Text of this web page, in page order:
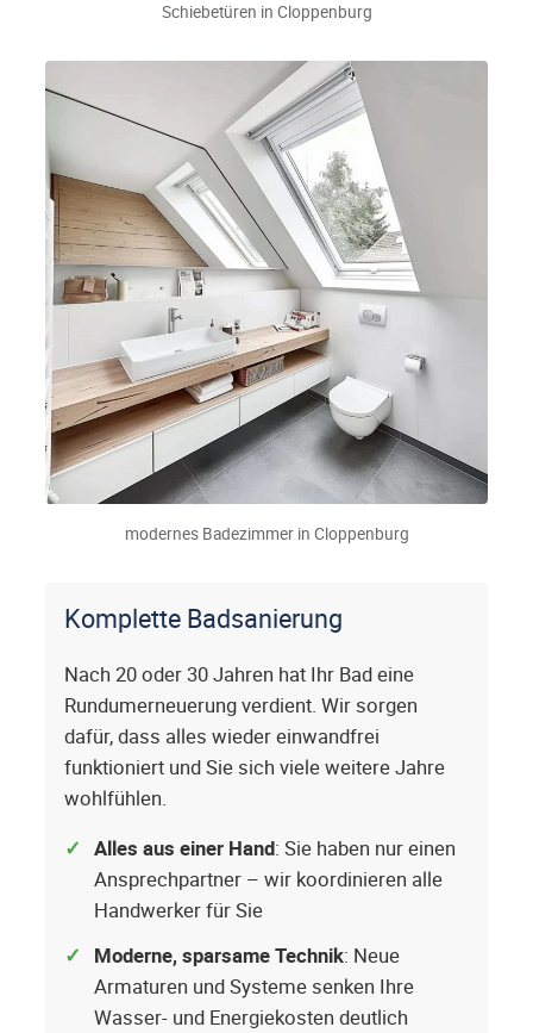
Schiebetüren in Cloppenburg
modernes Badezimmer in Cloppenburg
Komplette Badsanierung
Nach 20 oder 30 Jahren hat Ihr Bad eine
Rundumerneuerung verdient. Wir sorgen
dafür, dass alles wieder einwandfrei
funktioniert und Sie sich viele weitere Jahre
wohlfühlen.
Alles aus einer Hand: Sie haben nur einen
Ansprechpartner – wir koordinieren alle
Handwerker für Sie
Moderne, sparsame Technik: Neue
Armaturen und Systeme senken Ihre
Wasser- und Energiekosten deutlich